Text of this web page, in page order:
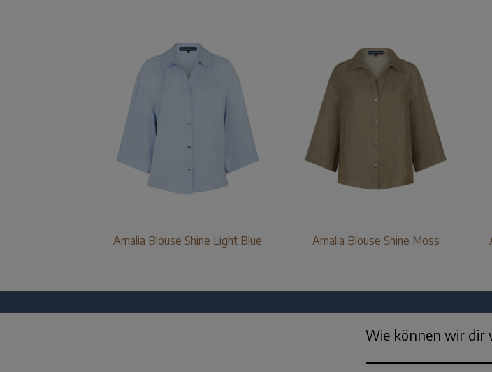
Amalia Blouse Shine Light Blue Amalia Blouse Shine Moss
Wie können wir dir